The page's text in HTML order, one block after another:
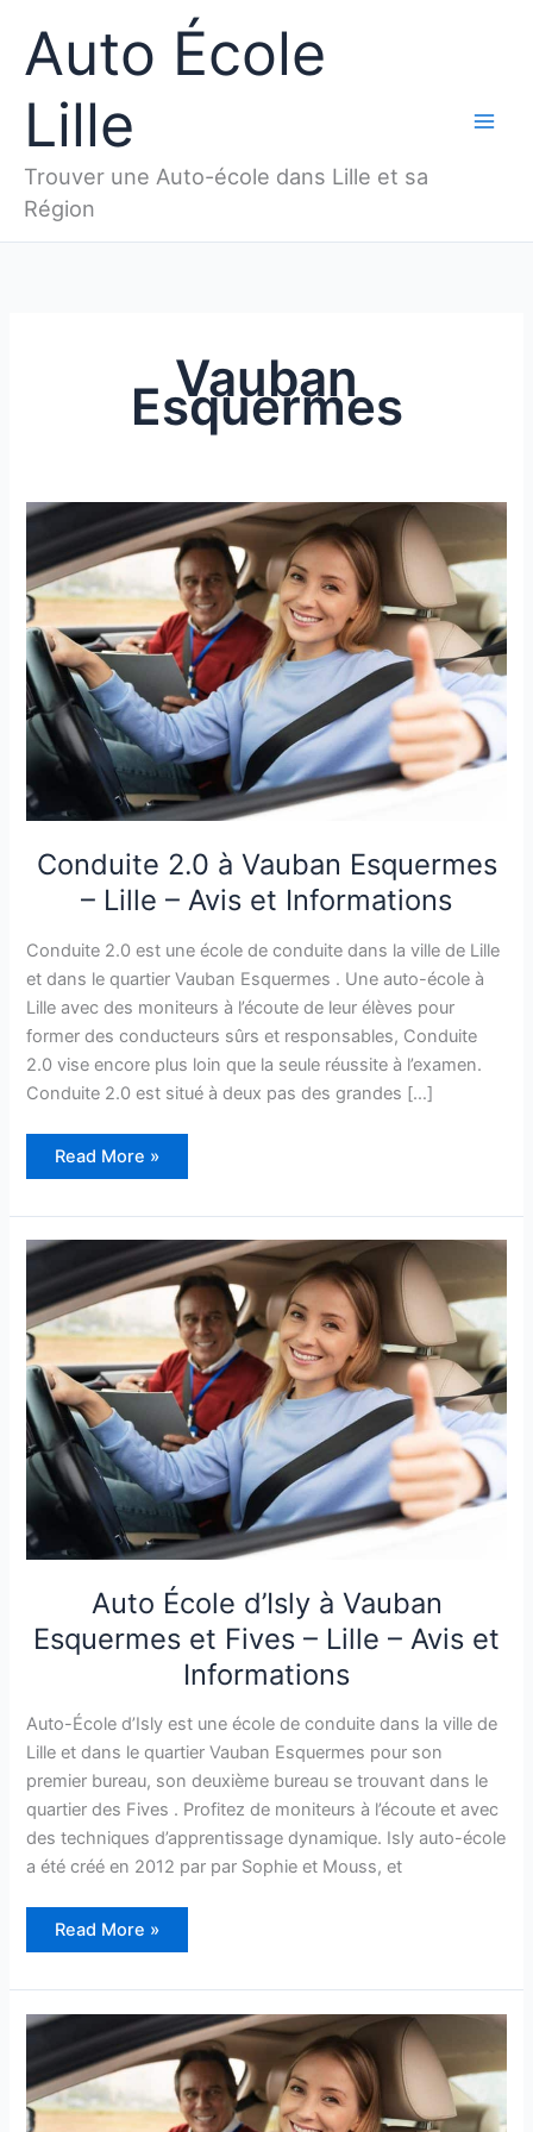
contenu
Auto École
Lille
Trouver une Auto-école dans Lille et sa
Région
Vauban
Esquermes
Conduite 2.0 à Vauban Esquermes
– Lille – Avis et Informations
Conduite 2.0 est une école de conduite dans la ville de Lille
et dans le quartier Vauban Esquermes . Une auto-école à
Lille avec des moniteurs à l’écoute de leur élèves pour
former des conducteurs sûrs et responsables, Conduite
2.0 vise encore plus loin que la seule réussite à l’examen.
Conduite 2.0 est situé à deux pas des grandes […]
Conduite
Esquermes
–
Avis
et
Informations
Read More »
Auto École d’Isly à Vauban
Esquermes et Fives – Lille – Avis et
Informations
Auto-École d’Isly est une école de conduite dans la ville de
Lille et dans le quartier Vauban Esquermes pour son
premier bureau, son deuxième bureau se trouvant dans le
quartier des Fives . Profitez de moniteurs à l’écoute et avec
des techniques d’apprentissage dynamique. Isly auto-école
a été créé en 2012 par par Sophie et Mouss, et
Auto
Vauban
Esquermes
Fives
–
Lille
–
Avis
Read More »